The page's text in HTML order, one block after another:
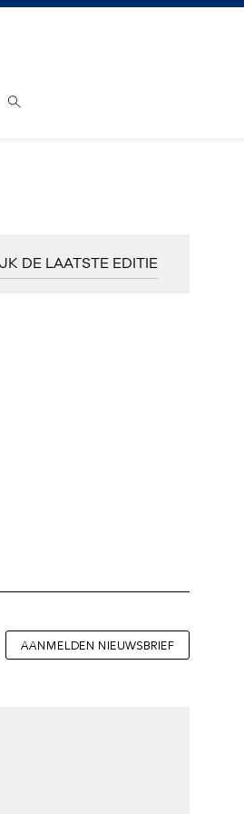
DE LAATSTE EDITIE
AANMELDEN NIEUWSBRIEF